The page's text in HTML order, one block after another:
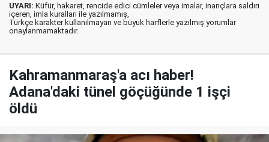
UYARI: Küfür, hakaret, rencide edici cümleler veya imalar, inançlara saldırı
içeren, imla kuralları ile yazılmamış,
Türkçe karakter kullanılmayan ve büyük harflerle yazılmış yorumlar
onaylanmamaktadır.
Kahramanmaraş'a acı haber!
Adana'daki tünel göçüğünde 1 işçi
öldü